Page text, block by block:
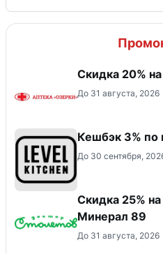
Скидка 20%
До 31 августа, 2026
Кешбэк 3% по
До 30 сентября,
Скидка 25%
Минерал 89
До 31 августа, 2026